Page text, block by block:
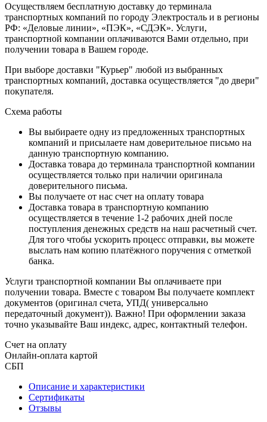
Осуществляем бесплатную доставку до терминала
транспортных компаний по городу Электросталь и в регионы
РФ: «Деловые линии», «ПЭК», «СДЭК». Услуги,
транспортной компании оплачиваются Вами отдельно, при
получении товара в Вашем городе.
При выборе доставки "Курьер" любой из выбранных
транспортных компаний, доставка осуществляется "до двери"
покупателя.
Схема работы
Вы выбираете одну из предложенных транспортных
компаний и присылаете нам доверительное письмо на
данную транспортную компанию.
Доставка товара до терминала транспортной компании
осуществляется только при наличии оригинала
доверительного письма.
Вы получаете от нас счет на оплату товара
Доставка товара в транспортную компанию
осуществляется в течение 1-2 рабочих дней после
поступления денежных средств на наш расчетный счет.
Для того чтобы ускорить процесс отправки, вы можете
выслать нам копию платёжного поручения с отметкой
банка.
Услуги транспортной компании Вы оплачиваете при
получении товара. Вместе с товаром Вы получаете комплект
документов (оригинал счета, УПД( универсально
передаточный документ)). Важно! При оформлении заказа
точно указывайте Ваш индекс, адрес, контактный телефон.
Счет на оплату
Онлайн-оплата картой
СБП
Описание и характеристики
Сертификаты
Отзывы